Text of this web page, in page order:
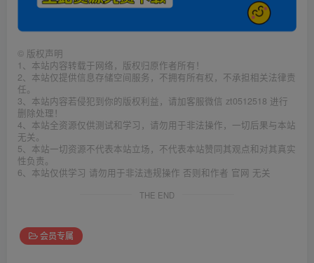
© 版权声明
1、本站内容转载于网络，版权归原作者所有！
2、本站仅提供信息存储空间服务，不拥有所有权，不承担相关法律责
任。
3、本站内容若侵犯到你的版权利益，请加客服微信 zt0512518 进行
删除处理！
4、本站全资源仅供测试和学习，请勿用于非法操作，一切后果与本站
无关。
5、本站一切资源不代表本站立场，不代表本站赞同其观点和对其真实
性负责。
6、本站仅供学习 请勿用于非法违规操作 否则和作者 官网 无关
THE END
会员专属